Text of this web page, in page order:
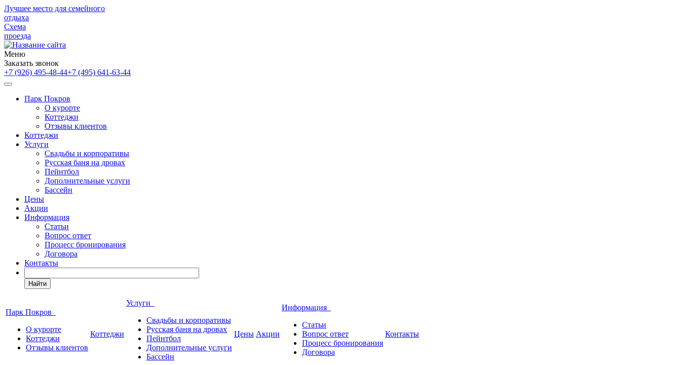
Лучшее место для семейного
отдыха
Схема
проезда
Меню
Заказать звонок
+7 (926) 495-48-44+7 (495) 641-63-44
Парк Покров
О курорте
Коттеджи
Отзывы клиентов
Коттеджи
Услуги
Свадьбы и корпоративы
Русская баня на дровах
Пейнтбол
Дополнительные услуги
Бассейн
Цены
Акции
Информация
Статьи
Вопрос ответ
Процесс бронирования
Договора
Контакты
Найти
Парк Покров
О курорте
Коттеджи
Отзывы клиентов
Коттеджи
Услуги
Свадьбы и корпоративы
Русская баня на дровах
Пейнтбол
Дополнительные услуги
Бассейн
Цены Акции
Информация
Статьи
Вопрос ответ
Процесс бронирования
Договора
Контакты